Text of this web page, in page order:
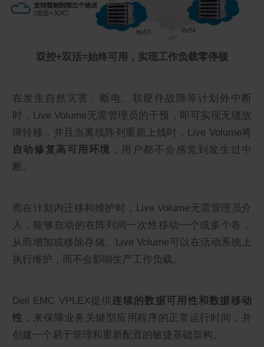
双控+双活=始终可用，实现工作负载零停顿
在发生自然灾害、断电、软硬件故障等计划外中断
时，Live Volume无需管理员的干预，即可实现无缝故
障转移，并且当离线阵列重新上线时，Live Volume将
自动修复高可用环境 ，用户都不会感觉到发生过中
断。
而在计划内迁移和维护时，Live Volume无需管理员介
入，能够自动的在阵列间一次性移动一个或多个卷，
从而增加或移除存储。Live Volume可以在活动系统上
执行维护，而不会影响生产工作负载。
Dell EMC VPLEX提供连续的数据可用性和数据移动
性 ，来保障业务关键型应用程序的正常运行时间，并
创建一个易于管理和重新配置的敏捷基础架构。